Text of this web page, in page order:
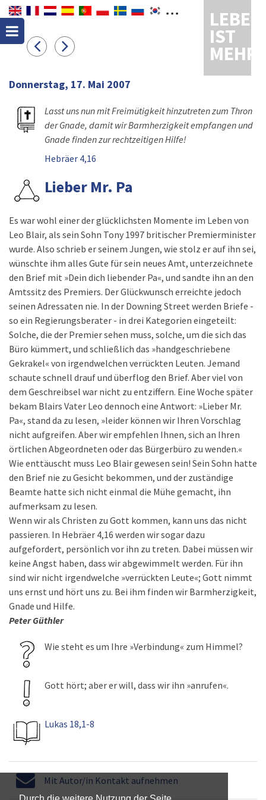
LEBEN
IST
MEHR
Donnerstag, 17. Mai 2007
Lasst uns nun mit Freimütigkeit hinzutreten zum Thron
der Gnade, damit wir Barmherzigkeit empfangen und
Gnade finden zur rechtzeitigen Hilfe!
Hebräer 4,16
Lieber Mr. Pa
Es war wohl einer der glücklichsten Momente im Leben von
Leo Blair, als sein Sohn Tony 1997 britischer Premierminister
wurde. Also schrieb er seinem Jungen, wie stolz er auf ihn sei,
wünschte ihm alles Gute für sein neues Amt, unterzeichnete
den Brief mit »Dein dich liebender Pa«, und sandte ihn an den
Amtssitz des Premiers. Der Glückwunsch erreichte jedoch
seinen Adressaten nie. In der Downing Street werden Briefe -
so ein Regierungsberater - in drei Kategorien eingeteilt:
Solche, die der Premier sehen muss, solche, um die sich das
Büro kümmert, und schließlich das »handgeschriebene
Gekrakel« von irgendwelchen verrückten Leuten. Jemand
schaute schnell drauf und überflog den Brief. Aber viel von
dem Geschreibsel war nicht zu entziffern. Eine Woche später
bekam Blairs Vater Leo dennoch eine Antwort: »Lieber Mr.
Pa«, stand da zu lesen, »leider können wir Ihren Vorschlag
nicht aufgreifen. Aber wir empfehlen Ihnen, sich an Ihren
örtlichen Abgeordneten oder das Bürgerbüro zu wenden.«
Wie enttäuscht muss Leo Blair gewesen sein! Sein Sohn hatte
den Brief nie zu Gesicht bekommen, und der zuständige
Beamte hatte sich nicht einmal die Mühe gemacht, ihn
aufmerksam zu lesen.
Wenn wir als Christen zu Gott kommen, kann uns das nicht
passieren. In Hebräer 4,16 werden wir sogar dazu
aufgefordert, persönlich vor ihn zu treten. Dabei müssen wir
keine Angst haben, dass wir abgewimmelt werden. Für ihn
sind wir nicht irgendwelche »verrückten Leute«; Gott nimmt
uns ernst und hört uns zu. Bei ihm finden wir Barmherzigkeit,
Gnade und Hilfe.
Peter Güthler
Wie steht es um Ihre »Verbindung« zum Himmel?
Gott hört; aber er will, dass wir ihn »anrufen«.
Lukas 18,1-8
Mit Autor/in Kontakt aufnehmen